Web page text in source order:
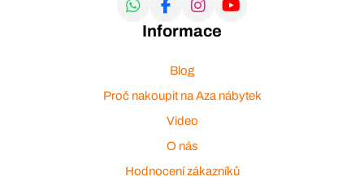
Informace
Blog
Proč nakoupit na Aza nábytek
Video
O nás
Hodnocení zákazníků